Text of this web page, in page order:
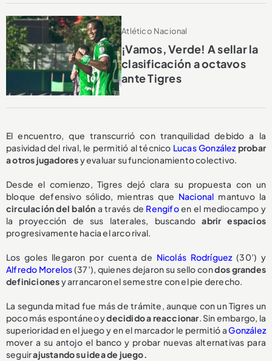
Atlético Nacional
¡Vamos, Verde! A sellar la
clasificación a octavos
ante Tigres
El encuentro, que transcurrió con tranquilidad debido a la
pasividad del rival, le permitió al técnico Lucas González probar
a otros jugadoresy evaluar su funcionamiento colectivo.
Desde el comienzo, Tigres dejó clara su propuesta con un
bloque defensivo sólido, mientras que Nacional mantuvo la
circulación del balón a través de Rengifoen el mediocampo y
la proyección de sus laterales, buscandoabrir espacios
progresivamente hacia el arco rival.
Los goles llegaron por cuenta de Nicolás Rodríguez (30’) y
Alfredo Morelos(37’), quienes dejaron su sello condos grandes
definicionesy arrancaron el semestre con el pie derecho.
La segunda mitad fue más de trámite, aunque con un Tigres un
poco más espontáneo ydecidido a reaccionar. Sin embargo, la
superioridad en el juego y en el marcador le permitió aGonzález
mover a su antojo el banco y probar nuevas alternativas para
seguirajustando su idea de juego.